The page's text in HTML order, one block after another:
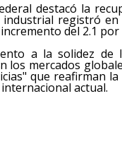
destacó la
industrial registró
del 2.1 por
a la solidez de
los mercados
que reafirman
actual.